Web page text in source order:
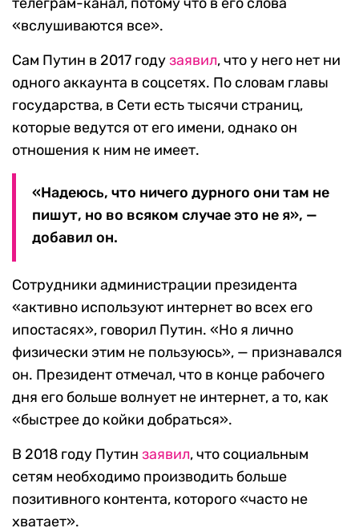
«вслушиваются все».
Сам Путин в 2017 годузаявил, что у него нет ни
одного аккаунта в соцсетях. По словам главы
государства, в Сети есть тысячи страниц,
которые ведутся от его имени, однако он
отношения к ним не имеет.
«Надеюсь, что ничего дурного они там не
пишут, но во всяком случае это не я», —
добавил он.
Сотрудники администрации президента
«активно используют интернет во всех его
ипостасях», говорил Путин. «Но я лично
физически этим не пользуюсь», — признавался
он. Президент отмечал, что в конце рабочего
дня его больше волнует не интернет, а то, как
«быстрее до койки добраться».
В 2018 году Путин заявил, что социальным
сетям необходимо производить больше
позитивного контента, которого «часто не
хватает».